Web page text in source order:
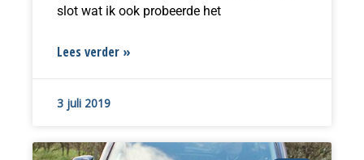
slot wat ik ook probeerde het
Lees verder »
3 juli 2019